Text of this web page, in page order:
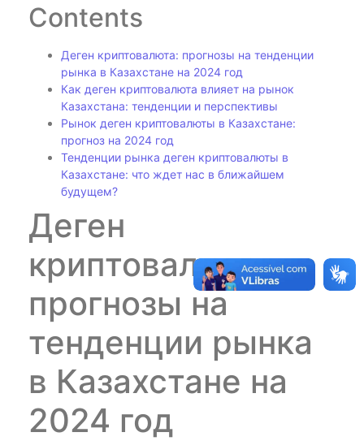
Contents
Деген криптовалюта: прогнозы на тенденции
рынка в Казахстане на 2024 год
Как деген криптовалюта влияет на рынок
Казахстана: тенденции и перспективы
Рынок деген криптовалюты в Казахстане:
прогноз на 2024 год
Тенденции рынка деген криптовалюты в
Казахстане: что ждет нас в ближайшем
будущем?
Деген
криптовалюта:
прогнозы на
тенденции рынка
в Казахстане на
2024 год